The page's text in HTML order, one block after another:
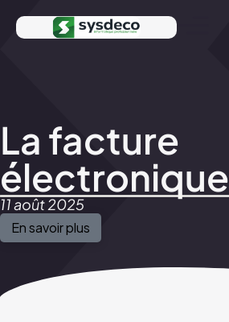
La facture
électronique
11 août 2025
En savoir plus